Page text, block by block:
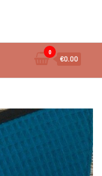
0
€0.00